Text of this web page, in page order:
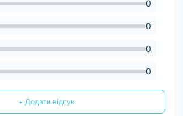
0
0
0
0
+ Додати відгук